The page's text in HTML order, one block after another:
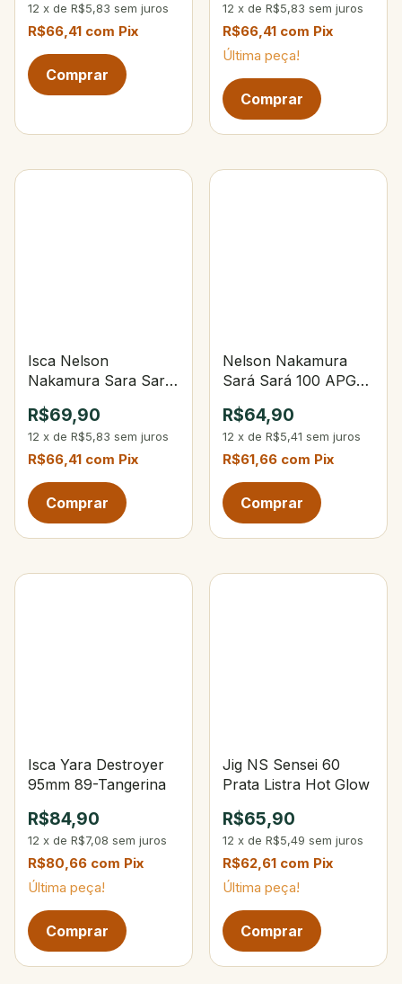
12 x de R$5,83 sem juros
R$66,41 com Pix
12 x de R$5,83 sem juros
R$66,41 com Pix
Última peça!
Isca Nelson
Nakamura Sara Sará
Limão
R$69,90
12 x de R$5,83 sem juros
R$66,41 com Pix
Nelson Nakamura
Sará Sará 100 APG-
Green
R$64,90
12 x de R$5,41 sem juros
R$61,66 com Pix
Isca Yara Destroyer
95mm 89-Tangerina
R$84,90
12 x de R$7,08 sem juros
R$80,66 com Pix
Última peça!
Jig NS Sensei 60
Prata Listra Hot Glow
R$65,90
12 x de R$5,49 sem juros
R$62,61 com Pix
Última peça!